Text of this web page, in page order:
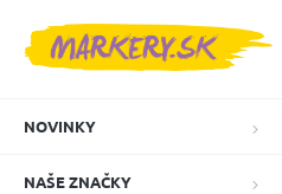
NOVINKY
NAŠE ZNAČKY